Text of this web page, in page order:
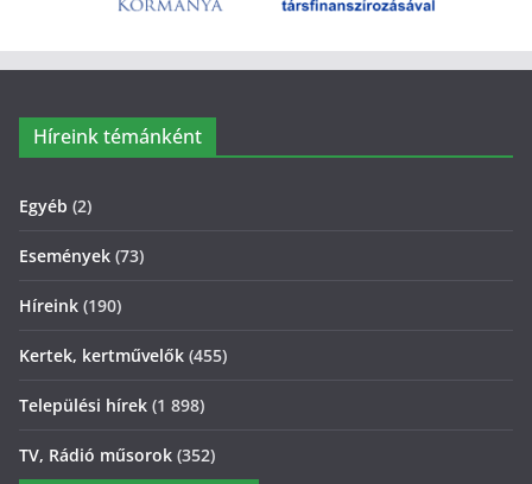
Híreink témánként
Egyéb (2)
Események (73)
Híreink (190)
Kertek, kertművelők (455)
Települési hírek (1 898)
TV, Rádió műsorok (352)